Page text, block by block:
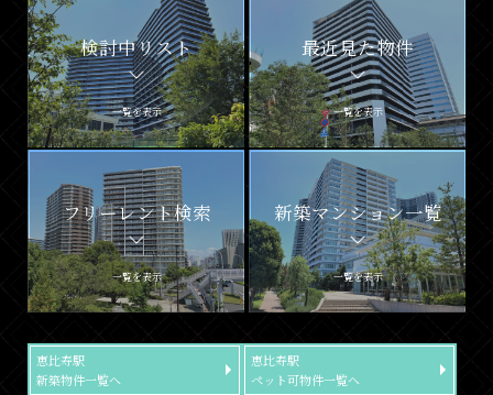
検討中リスト
一覧を表示
最近見た物件
一覧を表示
フリーレント検索
一覧を表示
新築マンション一覧
一覧を表示
恵比寿駅
新築物件一覧へ
恵比寿駅
ペット可物件一覧へ